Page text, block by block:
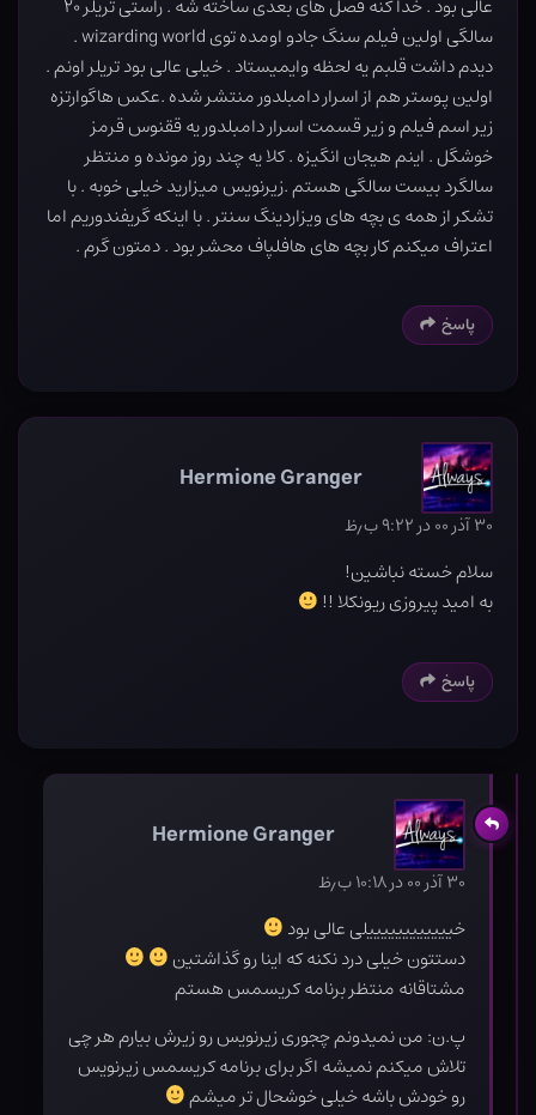
سالگی اولین فیلم سنگ جادو اومده توی wizarding world .
دیدم داشت قلبم یه لحظه وایمیستاد . خیلی عالی بود تریلر اونم .
اولین پوستر هم از اسرار دامبلدور منتشر شده .عکس هاگوارتزه
زیر اسم فیلم و زیر قسمت اسرار دامبلدور یه ققنوس قرمز
خوشگل . اینم هیجان انگیزه . کلا یه چند روز مونده و منتظر
سالگرد بیست سالگی هستم .زیرنویس میزارید خیلی خوبه . با
تشکر از همه ی بچه های ویزاردینگ سنتر . با اینکه گریفندوریم اما
اعتراف میکنم کار بچه های هافلپاف محشر بود . دمتون گرم .
پاسخ
Hermione Granger
۳۰ آذر ۰۰ در ۹:۲۲ ب٫ظ
سلام خسته نباشین!
به امید پیروزی ریونکلا !!
پاسخ
Hermione Granger
۳۰ آذر ۰۰ در ۱۰:۱۸ ب٫ظ
خییییییییییییلی عالی بود
دستتون خیلی درد نکنه که اینا رو گذاشتین
مشتاقانه منتظر برنامه کریسمس هستم
پ.ن: من نمیدونم چجوری زیرنویس رو زیرش بیارم هر چی
تلاش میکنم نمیشه اگر برای برنامه کریسمس زیرنویس
رو خودش باشه خیلی خوشحال تر میشم